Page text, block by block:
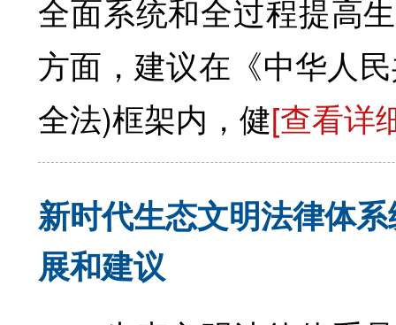
全面系统和全过程提
方面，建议在《中华人
全法)框架内，健[查看详
新时代生态文明法律体
展和建议